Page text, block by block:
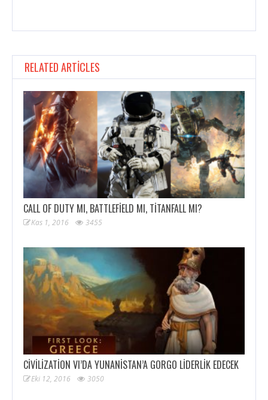
RELATED ARTICLES
CALL OF DUTY MI, BATTLEFIELD MI, TITANFALL MI?
Kas 1, 2016 3455
CIVILIZATION VI’DA YUNANISTAN’A GORGO LIDERLIK EDECEK
Eki 12, 2016 3050